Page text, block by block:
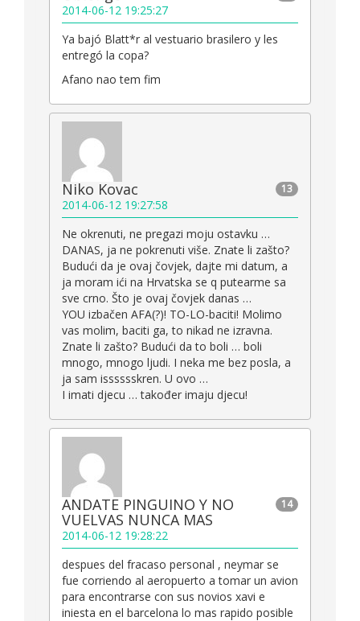
2014-06-12 19:25:27
Ya bajó Blatt*r al vestuario brasilero y les
entregó la copa?
Afano nao tem fim
13
Niko Kovac
2014-06-12 19:27:58
Ne okrenuti, ne pregazi moju ostavku …
DANAS, ja ne pokrenuti više. Znate li zašto?
Budući da je ovaj čovjek, dajte mi datum, a
ja moram ići na Hrvatska se q putearme sa
sve crno. Što je ovaj čovjek danas …
YOU izbačen AFA(?)! TO-LO-baciti! Molimo
vas molim, baciti ga, to nikad ne izravna.
Znate li zašto? Budući da to boli … boli
mnogo, mnogo ljudi. I neka me bez posla, a
ja sam isssssskren. U ovo …
I imati djecu … također imaju djecu!
14
ANDATE PINGUINO Y NO
VUELVAS NUNCA MAS
2014-06-12 19:28:22
despues del fracaso personal , neymar se
fue corriendo al aeropuerto a tomar un avion
para encontrarse con sus novios xavi e
iniesta en el barcelona lo mas rapido posible